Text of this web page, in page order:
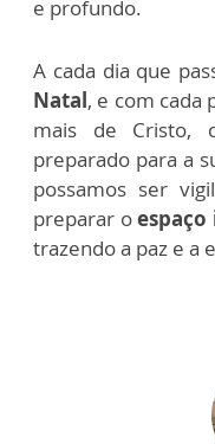
e profundo.
A cada dia que
Natal, e com cada
mais de Cristo,
preparado para a
possamos ser
preparar o
trazendo a paz e a